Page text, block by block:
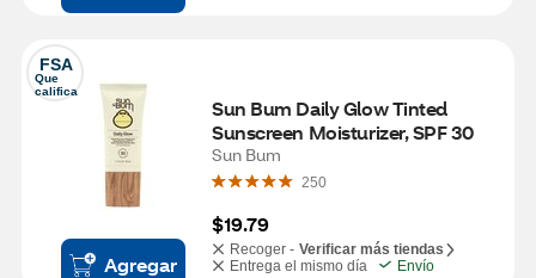
FSA
Que
califica
Agregar
Sun Bum Daily Glow Tinted
Sunscreen Moisturizer, SPF 30
Sun Bum
250
$19.79
Recoger - Verificar más tiendas
Entrega el mismo día
Envío